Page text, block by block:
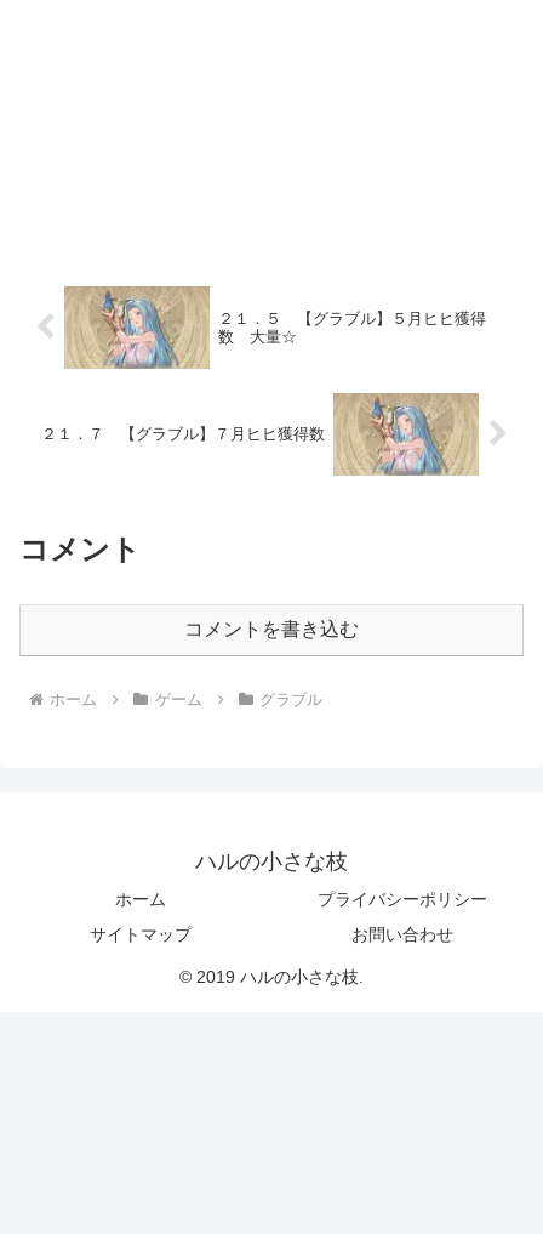
２１．５ 【グラブル】５月ヒヒ獲得
数 大量☆
２１．７ 【グラブル】７月ヒヒ獲得数
コメント
コメントを書き込む
ホーム ゲーム グラブル
ハルの小さな枝
ホーム
プライバシーポリシー
サイトマップ
お問い合わせ
© 2019 ハルの小さな枝.